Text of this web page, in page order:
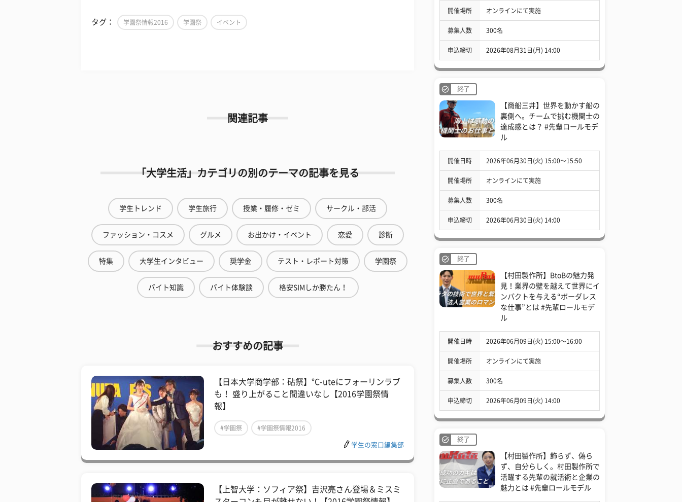
タグ： 学園祭情報2016 学園祭 イベント
関連記事
「大学生活」カテゴリの別のテーマの記事を見る
学生トレンド 学生旅行 授業・履修・ゼミ サークル・部活
ファッション・コスメ グルメ お出かけ・イベント 恋愛 診断
特集 大学生インタビュー 奨学金 テスト・レポート対策 学園祭
バイト知識 バイト体験談 格安SIMしか勝たん！
おすすめの記事
【日本大学商学部：砧祭】°C-uteにフォーリンラブ
も！ 盛り上がること間違いなし【2016学園祭情
報】
#学園祭 #学園祭情報2016
学生の窓口編集部
【上智大学：ソフィア祭】吉沢亮さん登場＆ミスミ
開催場所 オンラインにて実施
募集人数 300名
申込締切 2026年08月31日(月) 14:00
終了
【商船三井】世界を動かす船の
裏側へ。チームで挑む機関士の
達成感とは？ #先輩ロールモデ
ル
開催日時 2026年06月30日(火) 15:00〜15:50
開催場所 オンラインにて実施
募集人数 300名
申込締切 2026年06月30日(火) 14:00
終了
【村田製作所】BtoBの魅力発
見！業界の壁を越えて世界にイ
ンパクトを与える“ボーダレス
な仕事”とは #先輩ロールモデ
ル
開催日時 2026年06月09日(火) 15:00〜16:00
開催場所 オンラインにて実施
募集人数 300名
申込締切 2026年06月09日(火) 14:00
終了
【村田製作所】飾らず、偽ら
ず、自分らしく。村田製作所で
活躍する先輩の就活術と企業の
魅力とは #先輩ロールモデル